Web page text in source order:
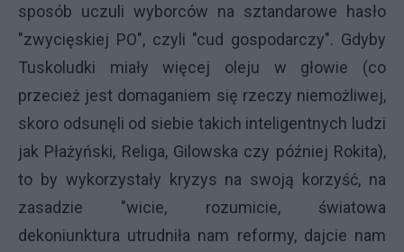
sposób uczuli wyborców na sztandarowe hasło
"zwycięskiej PO", czyli "cud gospodarczy". Gdyby
Tuskoludki miały więcej oleju w głowie (co
przecież jest domaganiem się rzeczy niemożliwej,
skoro odsunęli od siebie takich inteligentnych ludzi
jak Płażyński, Religa, Gilowska czy później Rokita),
to by wykorzystały kryzys na swoją korzyść, na
zasadzie "wicie, rozumicie, światowa
dekoniunktura utrudniła nam reformy, dajcie nam